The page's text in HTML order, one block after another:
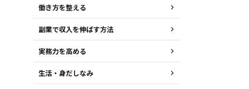
働き方を整える
副業で収入を伸ばす方法
実務力を高める
生活・身だしなみ